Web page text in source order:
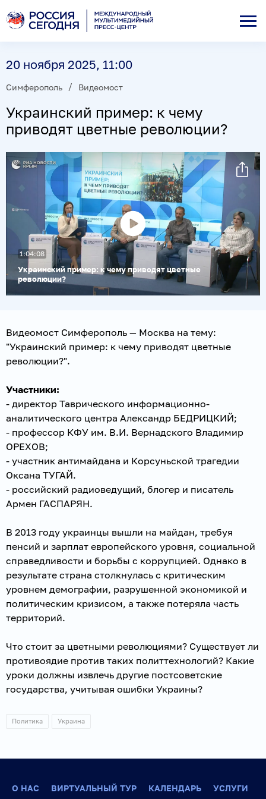
20 ноября 2025, 11:00
Симферополь Видеомост
Украинский пример: к чему
приводят цветные революции?
Воспроизвести
Украинский пример: к чему приводят цветные
революции?
1:04:08
Видеомост Симферополь — Москва на тему:
"Украинский пример: к чему приводят цветные
революции?".
Участники:
- директор Таврического информационно-
аналитического центра Александр БЕДРИЦКИЙ;
- профессор КФУ им. В.И. Вернадского Владимир
ОРЕХОВ;
- участник антимайдана и Корсуньской трагедии
Оксана ТУГАЙ.
- российский радиоведущий, блогер и писатель
Армен ГАСПАРЯН.
В 2013 году украинцы вышли на майдан, требуя
пенсий и зарплат европейского уровня, социальной
справедливости и борьбы с коррупцией. Однако в
результате страна столкнулась с критическим
уровнем демографии, разрушенной экономикой и
политическим кризисом, а также потеряла часть
территорий.
Что стоит за цветными революциями? Существует ли
противоядие против таких политтехнологий? Какие
уроки должны извлечь другие постсоветские
государства, учитывая ошибки Украины?
Политика Украина
О НАС ВИРТУАЛЬНЫЙ ТУР КАЛЕНДАРЬ УСЛУГИ